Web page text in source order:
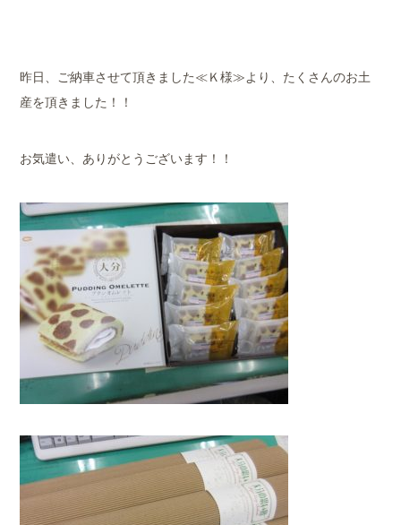
昨日、ご納車させて頂きました≪Ｋ様≫より、たくさんのお土
産を頂きました！！
お気遣い、ありがとうございます！！